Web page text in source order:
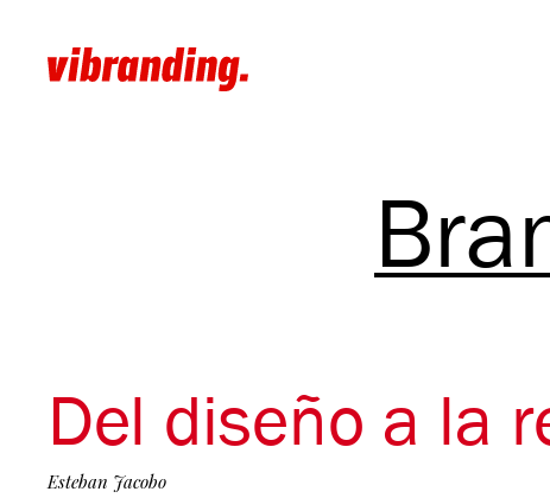
Del diseño a la
Esteban Jacobo